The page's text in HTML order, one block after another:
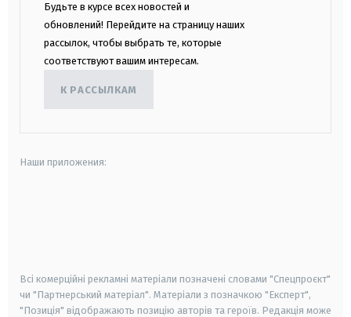
Будьте в курсе всех новостей и
обновлений! Перейдите на страницу наших
рассылок, чтобы выбрать те, которые
соответствуют вашим интересам.
К РАССЫЛКАМ
Наши приложения:
Всі комерційні рекламні матеріали позначені словами "Спецпроєкт"
чи "Партнерський матеріал". Матеріали з позначкою "Експерт",
"Позиція" відображають позицію авторів та героїв. Редакція може